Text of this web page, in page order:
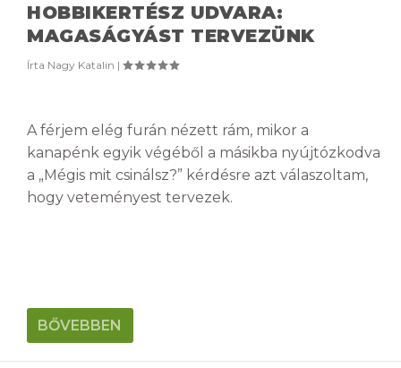
HOBBIKERTÉSZ UDVARA:
MAGASÁGYÁST TERVEZÜNK
Írta Nagy Katalin |
A férjem elég furán nézett rám, mikor a
kanapénk egyik végéből a másikba nyújtózkodva
a „Mégis mit csinálsz?” kérdésre azt válaszoltam,
hogy veteményest tervezek.
BŐVEBBEN